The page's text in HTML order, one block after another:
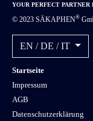
YOUR PERFECT
© 2023 SÄKAPHEN®
EN / DE / IT
Startseite
Impressum
AGB
Datenschutzerklärung